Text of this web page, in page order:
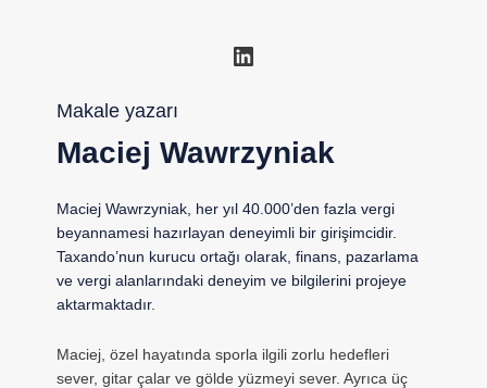
LinkedIn
Makale yazarı
Maciej Wawrzyniak
Maciej Wawrzyniak, her yıl 40.000’den fazla vergi
beyannamesi hazırlayan deneyimli bir girişimcidir.
Taxando’nun kurucu ortağı olarak, finans, pazarlama
ve vergi alanlarındaki deneyim ve bilgilerini projeye
aktarmaktadır.
Maciej, özel hayatında sporla ilgili zorlu hedefleri
sever, gitar çalar ve gölde yüzmeyi sever. Ayrıca üç